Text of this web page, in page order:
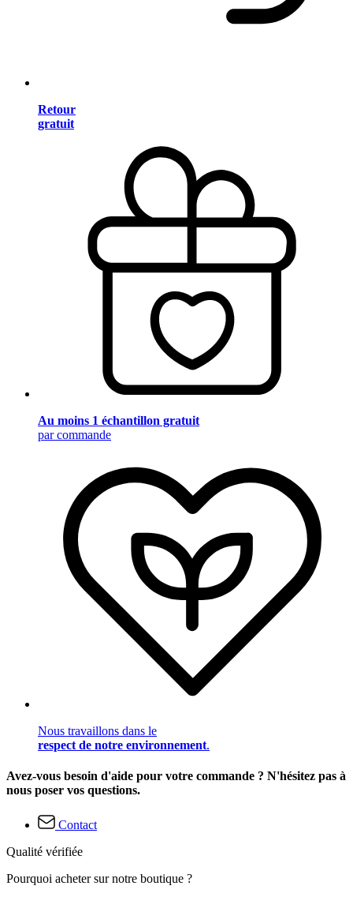
Retour
gratuit
Au moins 1 échantillon gratuit
par commande
Nous travaillons dans le
respect de notre environnement.
Avez-vous besoin d'aide pour votre commande ? N'hésitez pas à
nous poser vos questions.
Contact
Qualité vérifiée
Pourquoi acheter sur notre boutique ?